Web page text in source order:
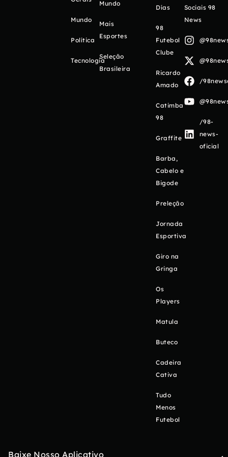
Mundo
Política
Tecnologia
Mundo
Mais
Esportes
Seleção
Brasileira
Días
98
Futebol
Clube
Ricardo
Amado
Catimba
98
Graffite
Barba,
Cabelo e
Bigode
Preleção
Jornada
Esportiva
Giro na
Gringa
Os
Players
Matula
Buteco
Cadeira
Cativa
Tudo
Menos
Futebol
Sociais 98
News
/
/98-
news-
oficial
Baixe Nosso Aplicativo